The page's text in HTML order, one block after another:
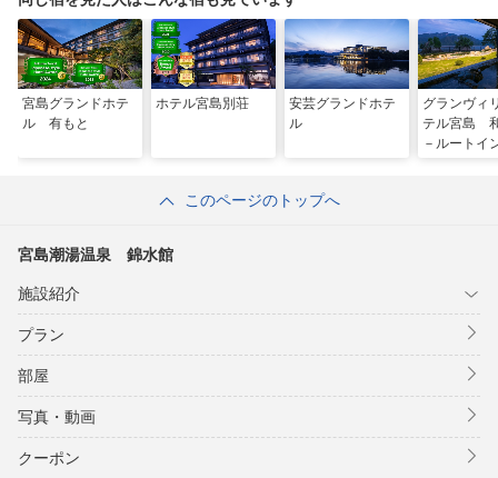
宮島グランドホテ
ル 有もと
ホテル宮島別荘
安芸グランドホテ
ル
グランヴィ
テル宮島
－ルートイ
このページのトップへ
宮島潮湯温泉 錦水館
施設紹介
プラン
部屋
写真・動画
クーポン